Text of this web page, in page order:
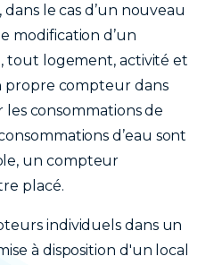
le cas d’un nouveau
modification d’un
tout logement, activité et
propre compteur dans
les consommations de
d’eau sont
un compteur
placé.
individuels dans un
à disposition d'un local